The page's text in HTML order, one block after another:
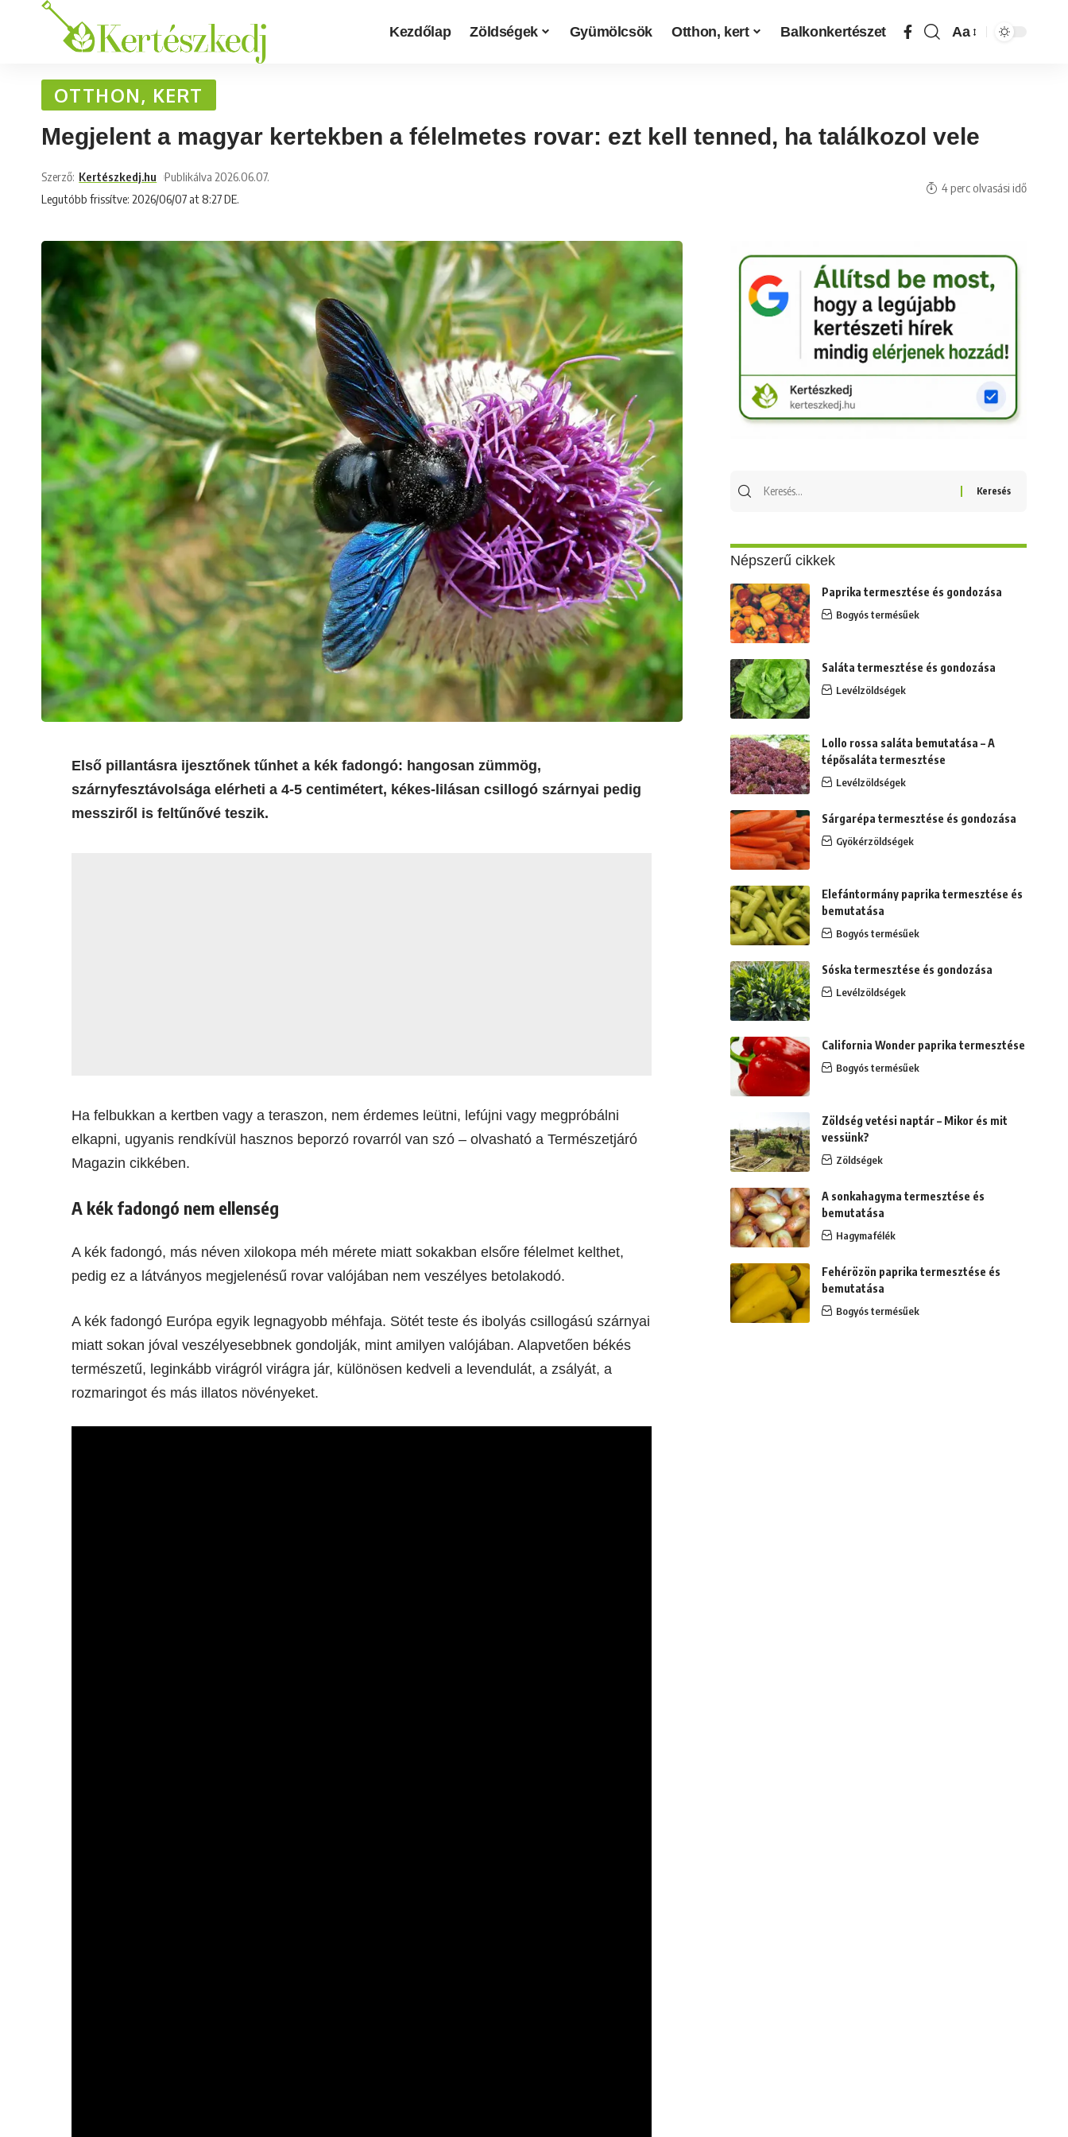
Kezdőlap Zöldségek Gyümölcsök Otthon, kert Balkonkertészet Aa
OTTHON, KERT
Megjelent a magyar kertekben a félelmetes rovar: ezt kell tenned, ha találkozol vele
Legutóbb frissítve: 2026/06/07 at 8:27 DE.
Szerző: Kertészkedj.hu Publikálva 2026.06.07.
4 perc olvasási idő
Első pillantásra ijesztőnek tűnhet a kék fadongó: hangosan zümmög,
szárnyfesztávolsága elérheti a 4-5 centimétert, kékes-lilásan csillogó szárnyai pedig
messziről is feltűnővé teszik.
Ha felbukkan a kertben vagy a teraszon, nem érdemes leütni, lefújni vagy megpróbálni
elkapni, ugyanis rendkívül hasznos beporzó rovarról van szó – olvasható a Természetjáró
Magazin cikkében.
A kék fadongó nem ellenség
A kék fadongó, más néven xilokopa méh mérete miatt sokakban elsőre félelmet kelthet,
pedig ez a látványos megjelenésű rovar valójában nem veszélyes betolakodó.
A kék fadongó Európa egyik legnagyobb méhfaja. Sötét teste és ibolyás csillogású szárnyai
miatt sokan jóval veszélyesebbnek gondolják, mint amilyen valójában. Alapvetően békés
természetű, leginkább virágról virágra jár, különösen kedveli a levendulát, a zsályát, a
rozmaringot és más illatos növényeket.
Népszerű cikkek
Paprika termesztése és gondozása
Bogyós termésűek
Saláta termesztése és gondozása
Levélzöldségek
Lollo rossa saláta bemutatása – A
tépősaláta termesztése
Levélzöldségek
Sárgarépa termesztése és gondozása
Gyökérzöldségek
Elefántormány paprika termesztése és
bemutatása
Bogyós termésűek
Sóska termesztése és gondozása
Levélzöldségek
California Wonder paprika termesztése
Bogyós termésűek
Zöldség vetési naptár – Mikor és mit
vessünk?
Zöldségek
A sonkahagyma termesztése és
bemutatása
Hagymafélék
Fehérözön paprika termesztése és
bemutatása
Bogyós termésűek